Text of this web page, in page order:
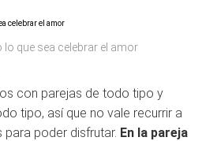
lo que sea celebrar el amor
con parejas de todo tipo y
tipo, así que no vale recurrir a
poder disfrutar. En la pareja